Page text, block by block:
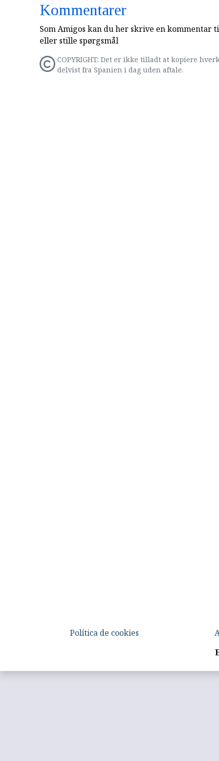
Kommentarer
Som Amigos kan du her skrive en kommentar
eller stille spørgsmål
COPYRIGHT: Det er ikke tilladt at kopiere
delvist fra Spanien i dag uden aftale.
Política de cookies